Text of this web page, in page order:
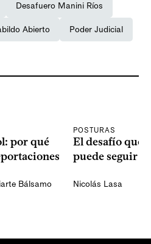
Desafuero Manini Ríos
Abierto Poder Judicial
por qué
Bálsamo
POSTURAS
El desafío que
puede seguir
Nicolás Lasa